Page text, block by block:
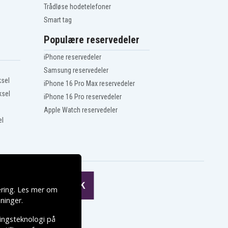
Trådløse hodetelefoner
Smart tag
Populære reservedeler
iPhone reservedeler
Samsung reservedeler
iPhone 16 Pro Max reservedeler
iPhone 16 Pro reservedeler
Apple Watch reservedeler
Les mer om
.
på